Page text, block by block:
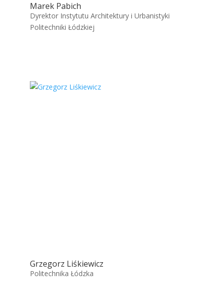
Marek Pabich
Dyrektor Instytutu Architektury i Urbanistyki
Politechniki Łódzkiej
Grzegorz Liśkiewicz
Politechnika Łódzka